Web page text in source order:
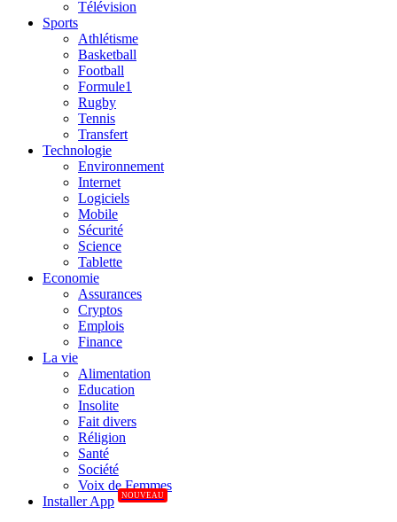
Télévision
Sports
Athlétisme
Basketball
Football
Formule1
Rugby
Tennis
Transfert
Technologie
Environnement
Internet
Logiciels
Mobile
Sécurité
Science
Tablette
Economie
Assurances
Cryptos
Emplois
Finance
La vie
Alimentation
Education
Insolite
Fait divers
Réligion
Santé
Société
Voix de Femmes
Installer App
NOUVEAU